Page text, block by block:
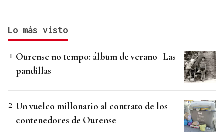
Lo más visto
Ourense no tempo: álbum de verano | Las
pandillas
Un vuelco millonario al contrato de los
contenedores de Ourense